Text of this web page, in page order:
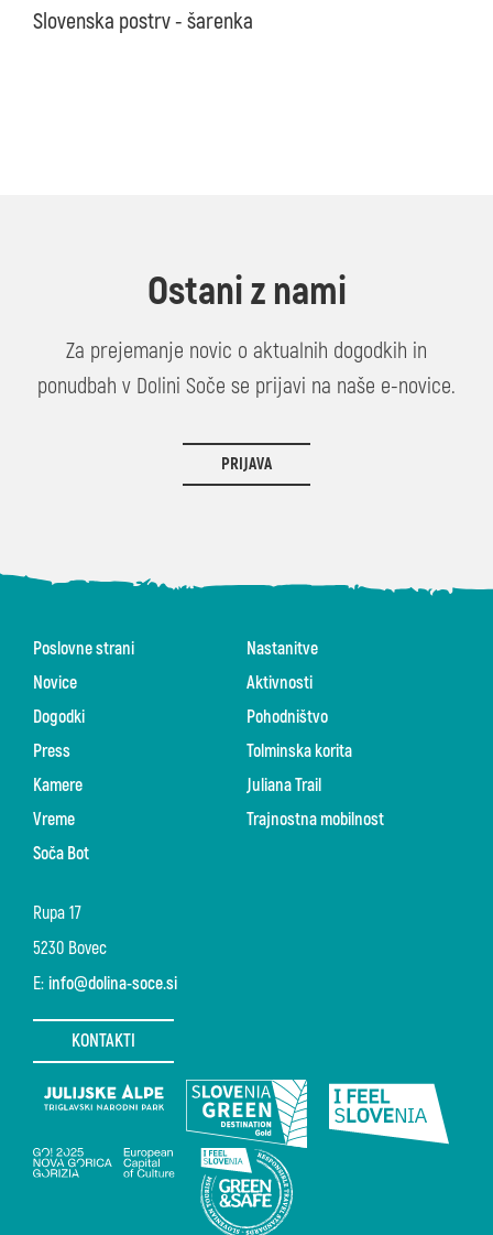
Slovenska postrv - šarenka
Ostani z nami
Za prejemanje novic o aktualnih dogodkih in
ponudbah v Dolini Soče se prijavi na naše e-novice.
PRIJAVA
Rupa 17
5230 Bovec
E: info@dolina-soce.si
KONTAKTI
Poslovne strani
Novice
Dogodki
Press
Kamere
Vreme
Soča Bot
Nastanitve
Aktivnosti
Pohodništvo
Tolminska korita
Juliana Trail
Trajnostna mobilnost